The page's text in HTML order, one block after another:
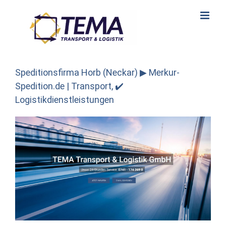
Speditionsfirma Horb (Neckar) ▶︎ Merkur-
Spedition.de | Transport, ✔️
Logistikdienstleistungen